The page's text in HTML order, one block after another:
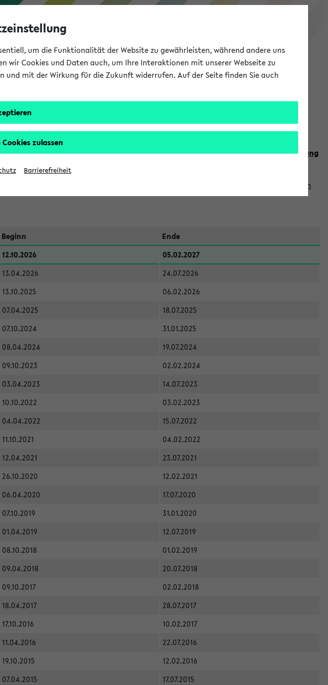
eKVV
im eKVV
möchten. Bitte beachten Sie auch die weiteren Termine imKalender der Lehrplanung
finden
Beginn
Ende
12.10.2026
05.02.2027
13.04.2026
24.07.2026
13.10.2025
06.02.2026
07.04.2025
18.07.2025
07.10.2024
31.01.2025
08.04.2024
19.07.2024
09.10.2023
02.02.2024
03.04.2023
14.07.2023
10.10.2022
03.02.2023
04.04.2022
15.07.2022
11.10.2021
04.02.2022
12.04.2021
23.07.2021
26.10.2020
12.02.2021
06.04.2020
17.07.2020
07.10.2019
31.01.2020
01.04.2019
12.07.2019
08.10.2018
01.02.2019
09.04.2018
20.07.2018
09.10.2017
02.02.2018
18.04.2017
28.07.2017
17.10.2016
10.02.2017
11.04.2016
22.07.2016
19.10.2015
12.02.2016
07.04.2015
17.07.2015
um die Funktionalität der Website zu gewährleisten, während andere uns
wir Cookies und Daten auch, um Ihre Interaktionen mit unserer Webseite zu
und mit der Wirkung für die Zukunft widerrufen. Auf der Seite finden Sie auch
zulassen
Barrierefreiheit